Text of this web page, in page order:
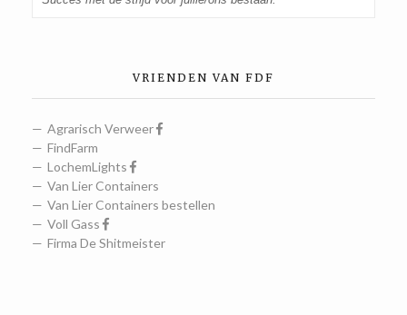
VRIENDEN VAN FDF
Agrarisch Verweer
FindFarm
LochemLights
Van Lier Containers
Van Lier Containers bestellen
Voll Gass
Firma De Shitmeister